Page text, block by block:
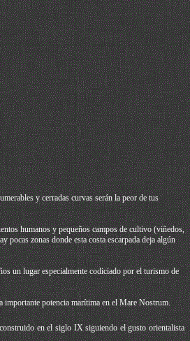
y cerradas curvas serán la peor de tus
humanos y pequeños campos de cultivo (viñedos,
pocas zonas donde esta costa escarpada deja algún
un lugar especialmente codiciado por el turismo de
importante potencia marítima en el Mare Nostrum.
en el siglo IX siguiendo el gusto orientalista